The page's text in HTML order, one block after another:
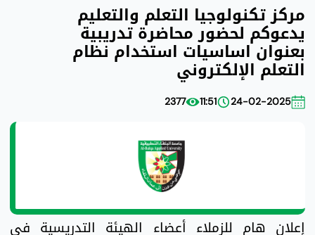
مركز تكنولوجيا التعلم والتعليم
يدعوكم لحضور محاضرة تدريبية
بعنوان اساسيات استخدام نظام
التعلم الإلكتروني
24-02-2025
11:51
2377
إعلان هام للزملاء أعضاء الهيئة التدريسية في